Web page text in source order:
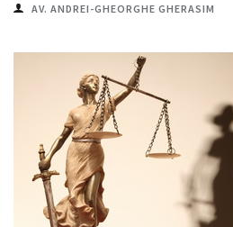
AV. ANDREI-GHEORGHE GHERASIM